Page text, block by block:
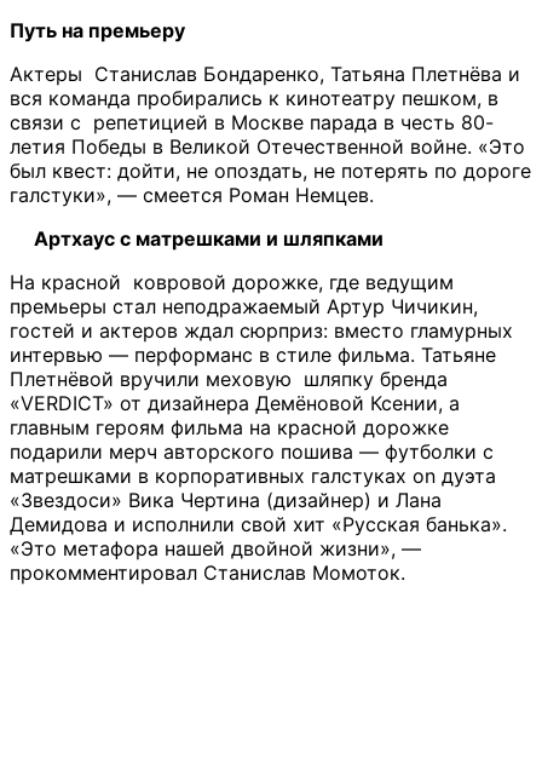
Путь на премьеру
Актеры Станислав Бондаренко, Татьяна Плетнёва и
вся команда пробирались к кинотеатру пешком, в
связи с репетицией в Москве парада в честь 80-
летия Победы в Великой Отечественной войне. «Это
был квест: дойти, не опоздать, не потерять по дороге
галстуки», — смеется Роман Немцев.
Артхаус с матрешками и шляпками
На красной ковровой дорожке, где ведущим
премьеры стал неподражаемый Артур Чичикин,
гостей и актеров ждал сюрприз: вместо гламурных
интервью — перформанс в стиле фильма. Татьяне
Плетнёвой вручили меховую шляпку бренда
«VERDICT» от дизайнера Демёновой Ксении, а
главным героям фильма на красной дорожке
подарили мерч авторского пошива — футболки с
матрешками в корпоративных галстуках оn дуэта
«Звездоси» Вика Чертина (дизайнер) и Лана
Демидова и исполнили свой хит «Русская банька».
«Это метафора нашей двойной жизни», —
прокомментировал Станислав Момоток.